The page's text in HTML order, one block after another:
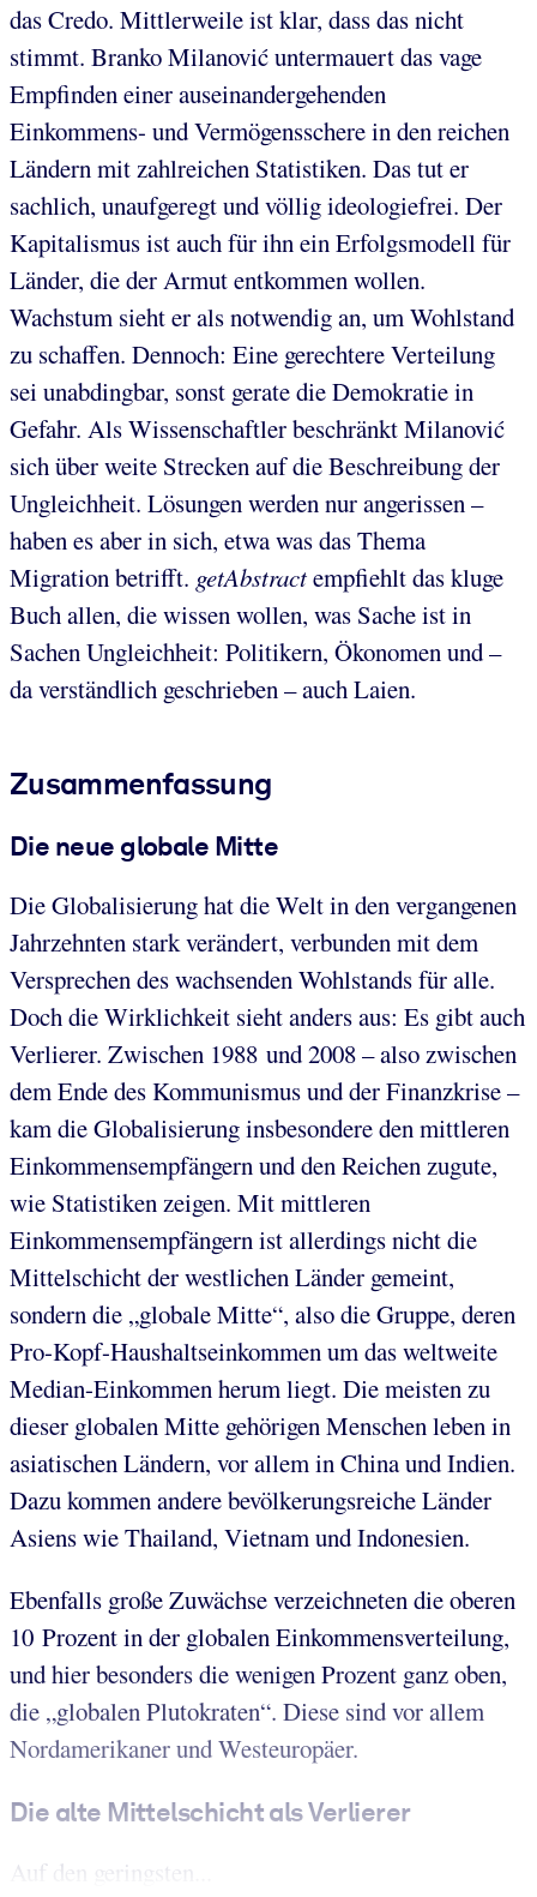
das Credo. Mittlerweile ist klar, dass das nicht
stimmt. Branko Milanović untermauert das vage
Empfinden einer auseinandergehenden
Einkommens- und Vermögensschere in den reichen
Ländern mit zahlreichen Statistiken. Das tut er
sachlich, unaufgeregt und völlig ideologiefrei. Der
Kapitalismus ist auch für ihn ein Erfolgsmodell für
Länder, die der Armut entkommen wollen.
Wachstum sieht er als notwendig an, um Wohlstand
zu schaffen. Dennoch: Eine gerechtere Verteilung
sei unabdingbar, sonst gerate die Demokratie in
Gefahr. Als Wissenschaftler beschränkt Milanović
sich über weite Strecken auf die Beschreibung der
Ungleichheit. Lösungen werden nur angerissen –
haben es aber in sich, etwa was das Thema
Migration betrifft. getAbstractempfiehlt das kluge
Buch allen, die wissen wollen, was Sache ist in
Sachen Ungleichheit: Politikern, Ökonomen und –
da verständlich geschrieben – auch Laien.
Zusammenfassung
Die neue globale Mitte
Die Globalisierung hat die Welt in den vergangenen
Jahrzehnten stark verändert, verbunden mit dem
Versprechen des wachsenden Wohlstands für alle.
Doch die Wirklichkeit sieht anders aus: Es gibt auch
Verlierer. Zwischen 1988 und 2008 – also zwischen
dem Ende des Kommunismus und der Finanzkrise –
kam die Globalisierung insbesondere den mittleren
Einkommensempfängern und den Reichen zugute,
wie Statistiken zeigen. Mit mittleren
Einkommensempfängern ist allerdings nicht die
Mittelschicht der westlichen Länder gemeint,
sondern die „globale Mitte“, also die Gruppe, deren
Pro-Kopf-Haushaltseinkommen um das weltweite
Median-Einkommen herum liegt. Die meisten zu
dieser globalen Mitte gehörigen Menschen leben in
asiatischen Ländern, vor allem in China und Indien.
Dazu kommen andere bevölkerungsreiche Länder
Asiens wie Thailand, Vietnam und Indonesien.
Ebenfalls große Zuwächse verzeichneten die oberen
10 Prozent in der globalen Einkommensverteilung,
und hier besonders die wenigen Prozent ganz oben,
die „globalen Plutokraten“. Diese sind vor allem
Nordamerikaner und Westeuropäer.
Die alte Mittelschicht als Verlierer
Auf den geringsten...